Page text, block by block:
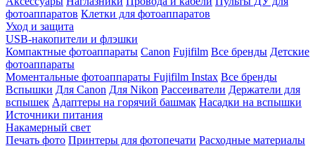
фотоаппаратов Клетки для фотоаппаратов
Уход и защита
USB-накопители и флэшки
Компактные фотоаппараты Canon Fujifilm Все бренды Детские
фотоаппараты
Моментальные фотоаппараты Fujifilm Instax Все бренды
Вспышки Для Canon Для Nikon Рассеиватели Держатели для
вспышек Адаптеры на горячий башмак Насадки на вспышки
Источники питания
Накамерный свет
Печать фото Принтеры для фотопечати Расходные материалы